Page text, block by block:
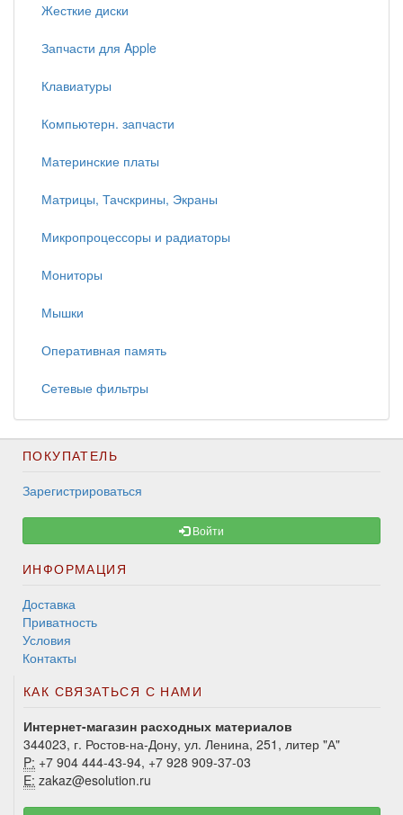
Жесткие диски
Запчасти для Apple
Клавиатуры
Компьютерн. запчасти
Материнские платы
Матрицы, Тачскрины, Экраны
Микропроцессоры и радиаторы
Мониторы
Мышки
Оперативная память
Сетевые фильтры
ПОКУПАТЕЛЬ
Зарегистрироваться
Войти
ИНФОРМАЦИЯ
Доставка
Приватность
Условия
Контакты
КАК СВЯЗАТЬСЯ С НАМИ
Интернет-магазин расходных материалов
344023, г. Ростов-на-Дону, ул. Ленина, 251, литер "А"
P: +7 904 444-43-94, +7 928 909-37-03
E: zakaz@esolution.ru